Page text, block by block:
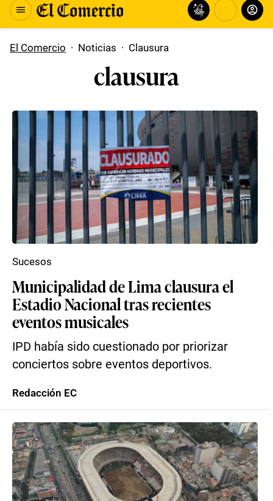
El Comercio · Noticias · Clausura
clausura
Municipalidad de Lima clausura el
Estadio Nacional tras recientes
eventos musicales
IPD había sido cuestionado por priorizar
conciertos sobre eventos deportivos.
Sucesos
Redacción EC